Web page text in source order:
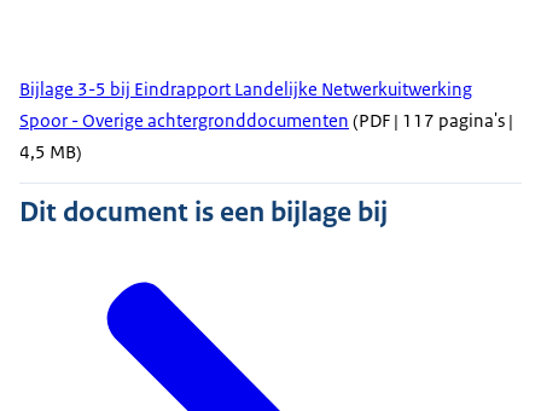
Bijlage 3-5 bij Eindrapport Landelijke Netwerkuitwerking
Spoor - Overige achtergronddocumenten (PDF | 117 pagina's |
4,5 MB)
Dit document is een bijlage bij